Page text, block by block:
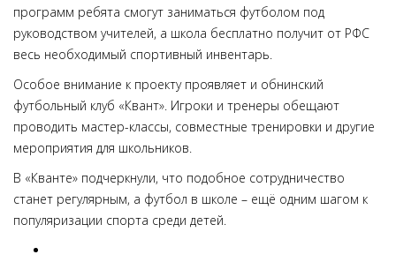
программ ребята смогут заниматься футболом под
руководством учителей, а школа бесплатно получит от РФС
весь необходимый спортивный инвентарь.
Особое внимание к проекту проявляет и обнинский
футбольный клуб «Квант». Игроки и тренеры обещают
проводить мастер-классы, совместные тренировки и другие
мероприятия для школьников.
В «Кванте» подчеркнули, что подобное сотрудничество
станет регулярным, а футбол в школе – ещё одним шагом к
популяризации спорта среди детей.